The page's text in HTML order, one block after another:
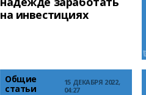
на инвестициях
Общие
статьи
15 ДЕКАБРЯ 2022,
04:27